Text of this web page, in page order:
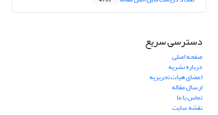
دسترسی سریع
صفحه اصلی
درباره نشریه
اعضای هیات تحریریه
ارسال مقاله
تماس با ما
نقشه سایت